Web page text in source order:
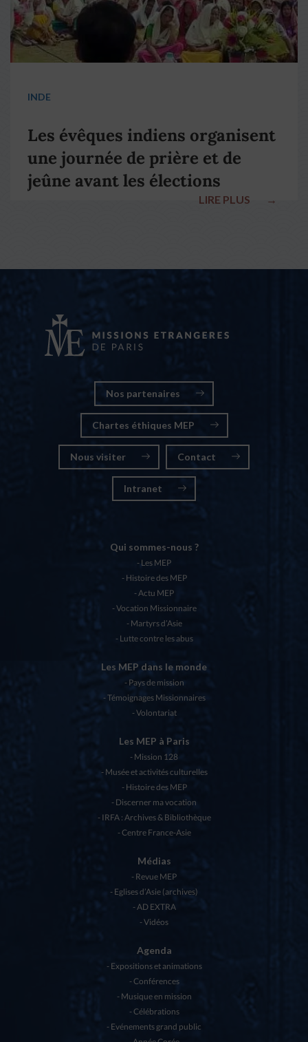
INDE
Les évêques indiens organisent
une journée de prière et de
jeûne avant les élections
LIRE PLUS →
Nos partenaires
Chartes éthiques MEP
Nous visiter Contact
Intranet
Qui sommes-nous ?
Les MEP
Histoire des MEP
Actu MEP
Vocation Missionnaire
Martyrs d’Asie
Lutte contre les abus
Les MEP dans le monde
Pays de mission
Témoignages Missionnaires
Volontariat
Les MEP à Paris
Mission 128
Musée et activités culturelles
Histoire des MEP
Discerner ma vocation
IRFA : Archives & Bibliothèque
Centre France-Asie
Médias
Revue MEP
Eglises d’Asie (archives)
AD EXTRA
Vidéos
Agenda
Expositions et animations
Conférences
Musique en mission
Célébrations
Evénements grand public